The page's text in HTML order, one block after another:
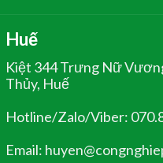
Huế
Kiệt 344 Trưng Nữ
Thủy, Huế
Hotline/Zalo/Viber:
Email: